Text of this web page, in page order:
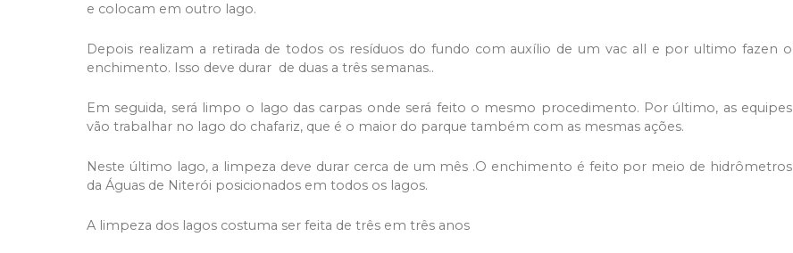
e colocam em outro lago.
Depois realizam a retirada de todos os resíduos do fundo com auxílio de um vac all e por ultimo fazen o
enchimento. Isso deve durar de duas a três semanas..
Em seguida, será limpo o lago das carpas onde será feito o mesmo procedimento. Por último, as equipes
vão trabalhar no lago do chafariz, que é o maior do parque também com as mesmas ações.
Neste último lago, a limpeza deve durar cerca de um mês .O enchimento é feito por meio de hidrômetros
da Águas de Niterói posicionados em todos os lagos.
A limpeza dos lagos costuma ser feita de três em três anos